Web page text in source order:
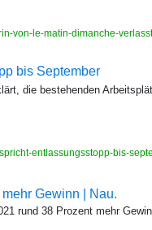
von-le-matin-dimanche-
bis September
die bestehenden
entlassungsstopp-bis-
Gewinn | Nau.
rund 38 Prozent mehr